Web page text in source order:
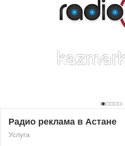
Радио реклама в Астане
Услуга